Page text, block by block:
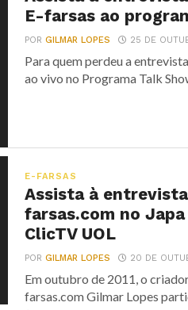
E-farsas ao
PORGILMAR LOPES 25 DE
Para quem perdeu a
ao vivo no Programa Talk
E-FARSAS
Assista à
farsas.com no
ClicTV UOL
PORGILMAR LOPES 20 DE
Em outubro de 2011, o
farsas.com Gilmar Lopes